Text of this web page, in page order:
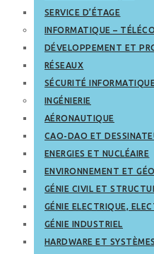
SERVICE D’ÉTAGE
INFORMATIQUE –
DÉVELOPPEMENT ET
RÉSEAUX
SÉCURITÉ INFORMATIQUE
INGÉNIERIE
AÉRONAUTIQUE
CAO-DAO ET
ENERGIES ET NUCLÉAIRE
ENVIRONNEMENT ET
GÉNIE CIVIL ET
GÉNIE ELECTRIQUE,
GÉNIE INDUSTRIEL
HARDWARE ET